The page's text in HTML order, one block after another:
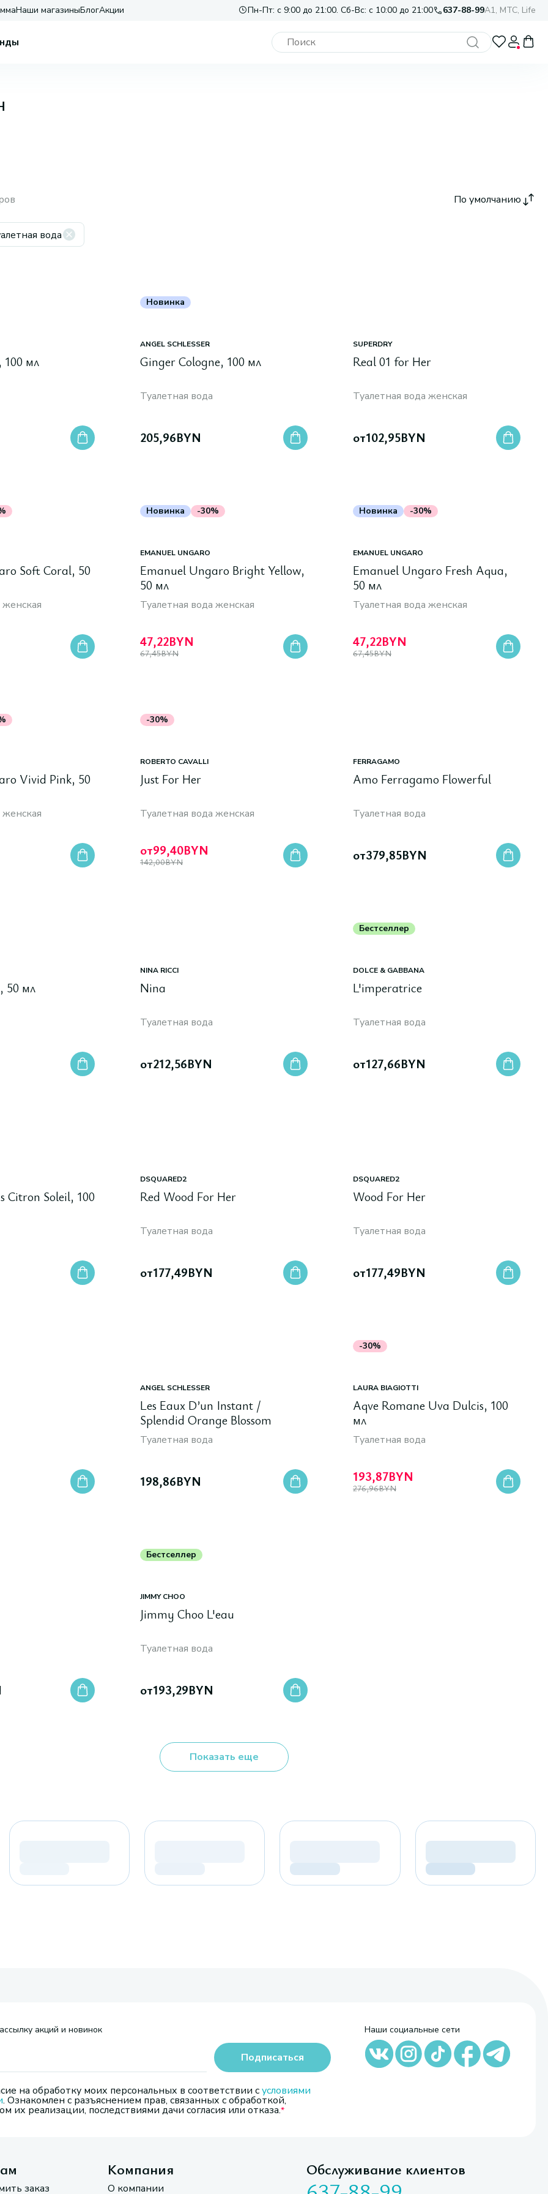
Наши магазиныБлогАкции Пн-Пт: с 9:00 до 21:00. Сб-Вс: с 10:00 до 21:00 637-88-99A1, МТС, Life
По умолчанию
вода
100 мл
Новинка
ANGEL SCHLESSER
Ginger Cologne, 100 мл
Туалетная вода
205,96BYN
SUPERDRY
Real 01 for Her
Туалетная вода женская
от102,95BYN
Soft Coral, 50
женская
Новинка -30%
EMANUEL UNGARO
Emanuel Ungaro Bright Yellow,
50 мл
Туалетная вода женская
47,22BYN
67,45BYN
Новинка -30%
EMANUEL UNGARO
Emanuel Ungaro Fresh Aqua,
50 мл
Туалетная вода женская
47,22BYN
67,45BYN
Vivid Pink, 50
женская
-30%
ROBERTO CAVALLI
Just For Her
Туалетная вода женская
от99,40BYN
142,00BYN
FERRAGAMO
Amo Ferragamo Flowerful
Туалетная вода
от379,85BYN
50 мл
NINA RICCI
Nina
Туалетная вода
от212,56BYN
Бестселлер
DOLCE & GABBANA
L'imperatrice
Туалетная вода
от127,66BYN
Citron Soleil, 100
DSQUARED2
Red Wood For Her
Туалетная вода
от177,49BYN
DSQUARED2
Wood For Her
Туалетная вода
от177,49BYN
ANGEL SCHLESSER
Les Eaux D’un Instant /
Splendid Orange Blossom
Туалетная вода
198,86BYN
-30%
LAURA BIAGIOTTI
Aqve Romane Uva Dulcis, 100
мл
Туалетная вода
193,87BYN
276,96BYN
Бестселлер
JIMMY CHOO
Jimmy Choo L'eau
Туалетная вода
от193,29BYN
Показать еще
акций и новинок
на обработку моих персональных в соответствии сусловиями
. Ознакомлен с разъяснением прав, связанных с обработкой,
их реализации, последствиями дачи согласия или отказа.
Подписаться
Наши социальные сети
заказ
Компания
О компании
Обслуживание клиентов